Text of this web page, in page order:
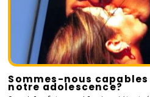
Sommes-nous
notre adolescence?